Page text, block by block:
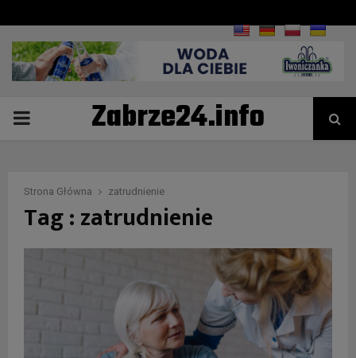
PRIMARYZabrze24.info
Strona Główna zatrudnienie
Tag : zatrudnienie